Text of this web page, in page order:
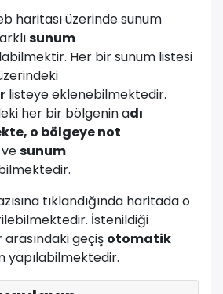
haritası üzerinde sunum
sunum
Her bir sunum listesi
listeye eklenebilmektedir.
her bir bölgenin adı
o bölgeye not
vesunum
tıklandığında haritada o
İstenildiği
geçiş otomatik
yapılabilmektedir.